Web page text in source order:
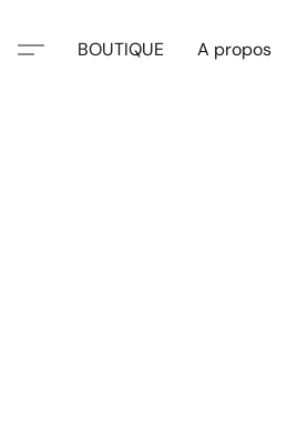
BOUTIQUE A propos